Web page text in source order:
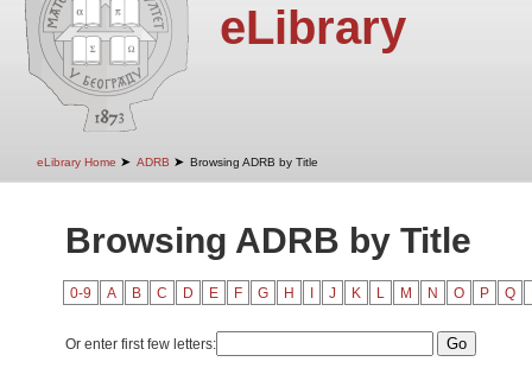
eLibrary
eLibrary Home ➤ ADRB ➤ Browsing ADRB by Title
Browsing ADRB by Title
0-9 A B C D E F G H J K L M N O P Q
Or enter first few letters: